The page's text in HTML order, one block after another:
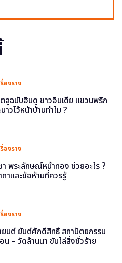
องราง
ตลูฉบับฮินดู ชาวอินเดีย แขวนพริก
าวไว้หน้าบ้านทำไม ?
องราง
า พระลักษณ์หน้าทอง ช่วยอะไร ?
ถาและข้อห้ามที่ควรรู้
องราง
ยนต์ ยันต์ศักดิ์สิทธิ์ สถาปัตยกรรม
อน – วัดล้านนา ขับไล่สิ่งชั่วร้าย